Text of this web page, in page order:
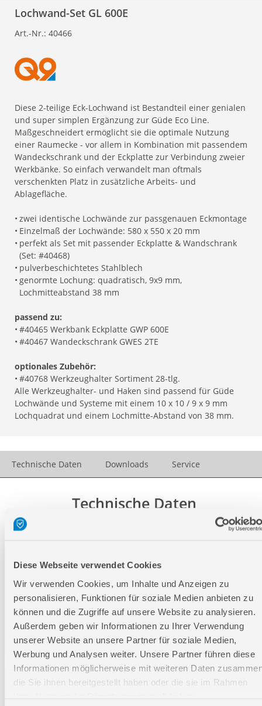
Diese Webseite verwendet Cookies
Wir verwenden Cookies, um Inhalte und Anzeigen zu
personalisieren, Funktionen für soziale Medien anbieten zu
können und die Zugriffe auf unsere Website zu analysieren.
Außerdem geben wir Informationen zu Ihrer Verwendung
unserer Website an unsere Partner für soziale Medien,
Werbung und Analysen weiter. Unsere Partner führen diese
Informationen möglicherweise mit weiteren Daten
die Sie ihnen bereitgestellt haben oder die sie im Rahmen
Lochwand-Set GL 600E
Art.-Nr.: 40466
Diese 2-teilige Eck-Lochwand ist Bestandteil einer genialen
und super simplen Ergänzung zur Güde Eco Line.
Maßgeschneidert ermöglicht sie die optimale Nutzung
einer Raumecke - vor allem in Kombination mit passendem
Wandeckschrank und der Eckplatte zur Verbindung zweier
Werkbänke. So einfach verwandelt man oftmals
verschenkten Platz in zusätzliche Arbeits- und
Ablagefläche.
• zwei identische Lochwände zur passgenauen Eckmontage
• Einzelmaß der Lochwände: 580 x 550 x 20 mm
• perfekt als Set mit passender Eckplatte & Wandschrank
(Set: #40468)
• pulverbeschichtetes Stahlblech
• genormte Lochung: quadratisch, 9x9 mm,
Lochmitteabstand 38 mm
passend zu:
• #40465 Werkbank Eckplatte GWP 600E
• #40467 Wandeckschrank GWES 2TE
optionales Zubehör:
• #40768 Werkzeughalter Sortiment 28-tlg.
Alle Werkzeughalter- und Haken sind passend für Güde
Lochwände und Systeme mit einem 10 x 10 / 9 x 9 mm
Lochquadrat und einem Lochmitte-Abstand von 38 mm.
Technische Daten Downloads Service
Technische Daten
Lochmatrix:
Stanzung:
38 x 38
mm
Tiefe:
600 mm
Breite:
600 mm
550 mm